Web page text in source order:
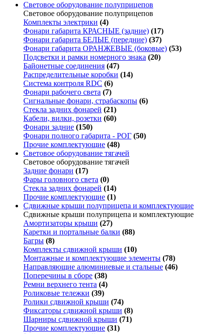
Световое оборудование полуприцепов
Световое оборудование полуприцепов
Комплекты электрики (4)
Фонари габарита КРАСНЫЕ (задние) (17)
Фонари габарита БЕЛЫЕ (передние) (37)
Фонари габарита ОРАНЖЕВЫЕ (боковые) (53)
Подсветки и рамки номерного знака (20)
Байонетные соединения (47)
Распределительные коробки (14)
Система контроля RDC (6)
Фонари рабочего света (7)
Сигнальные фонари, страбаскопы (6)
Стекла задних фонарей (21)
Кабели, вилки, розетки (60)
Фонари задние (150)
Фонари полного габарита - РОГ (50)
Прочие комплектующие (48)
Световое оборудование тягачей
Световое оборудование тягачей
Задние фонари (17)
Фары головного света (0)
Стекла задних фонарей (14)
Прочие комплектующие (1)
Сдвижные крыши полуприцепа и комплектующие
Сдвижные крыши полуприцепа и комплектующие
Амортизаторы крыши (27)
Каретки и портальные балки (88)
Багры (8)
Комплекты сдвижной крыши (10)
Монтажные и комплектующие элементы (78)
Направляющие алюминиевые и стальные (46)
Поперечины в сборе (38)
Ремни верхнего тента (4)
Роликовые тележки (39)
Ролики сдвижной крыши (74)
Фиксаторы сдвижной крыши (8)
Шарниры сдвижной крыши (71)
Прочие комплектующие (31)